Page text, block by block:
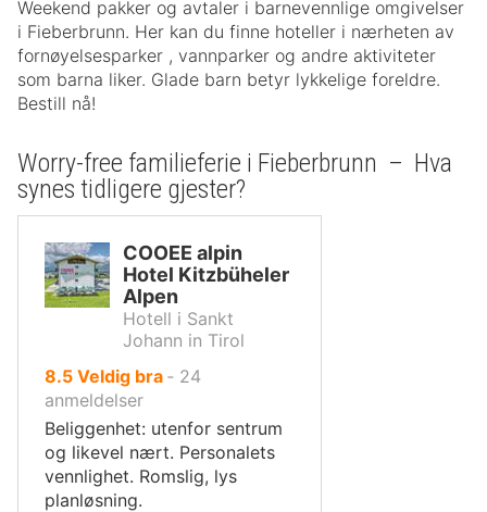
Weekend pakker og avtaler i barnevennlige omgivelser
i Fieberbrunn. Her kan du finne hoteller i nærheten av
fornøyelsesparker , vannparker og andre aktiviteter
som barna liker. Glade barn betyr lykkelige foreldre.
Bestill nå!
Worry-free familieferie i Fieberbrunn – Hva
synes tidligere gjester?
COOEE alpin
Hotel Kitzbüheler
Alpen
Hotell i Sankt
Johann in Tirol
8.5av
10,
Veldig bra ‐ 24
anmeldelser
Beliggenhet: utenfor sentrum
og likevel nært. Personalets
vennlighet. Romslig, lys
planløsning.